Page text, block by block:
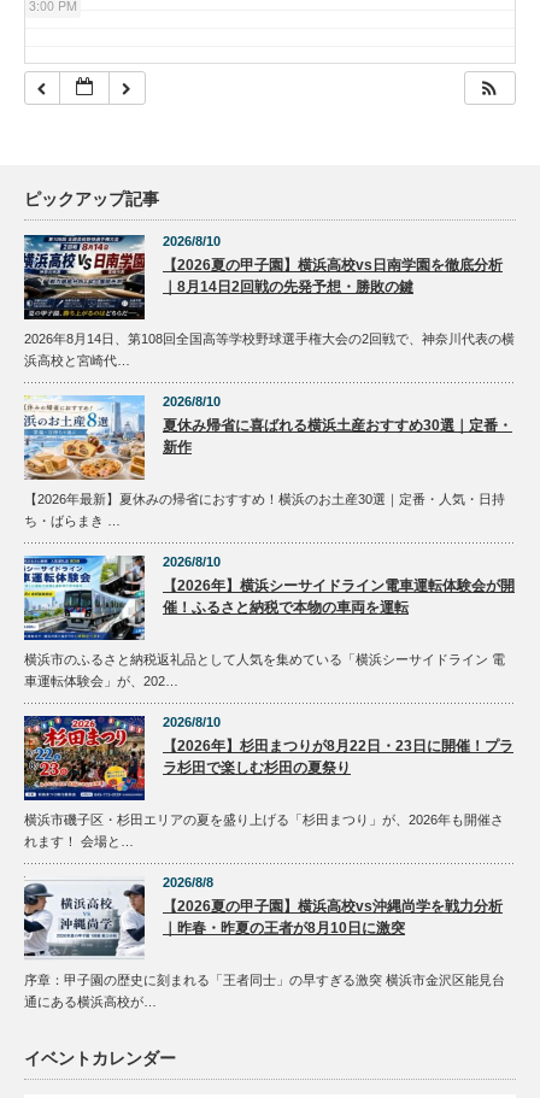
3:00 PM
4:00 PM
6:00 PM
7:00 PM
8:00 PM
9:00 PM
10:00 PM
11:00 PM
ピックアップ記事
2026/8/10
【2026夏の甲子園】横浜高校vs日南学園を徹底分析
｜8月14日2回戦の先発予想・勝敗の鍵
2026年8月14日、第108回全国高等学校野球選手権大会の2回戦で、神奈川代表の横
浜高校と宮崎代…
2026/8/10
夏休み帰省に喜ばれる横浜土産おすすめ30選｜定番・
新作
【2026年最新】夏休みの帰省におすすめ！横浜のお土産30選｜定番・人気・日持
ち・ばらまき …
2026/8/10
【2026年】横浜シーサイドライン電車運転体験会が開
催！ふるさと納税で本物の車両を運転
横浜市のふるさと納税返礼品として人気を集めている「横浜シーサイドライン 電
車運転体験会」が、202…
2026/8/10
【2026年】杉田まつりが8月22日・23日に開催！プラ
ラ杉田で楽しむ杉田の夏祭り
横浜市磯子区・杉田エリアの夏を盛り上げる「杉田まつり」が、2026年も開催さ
れます！ 会場と…
2026/8/8
【2026夏の甲子園】横浜高校vs沖縄尚学を戦力分析
｜昨春・昨夏の王者が8月10日に激突
序章：甲子園の歴史に刻まれる「王者同士」の早すぎる激突 横浜市金沢区能見台
通にある横浜高校が…
イベントカレンダー